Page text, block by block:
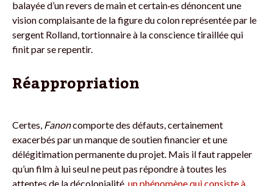
balayée d’un revers de main et certain·es dénoncent une
vision complaisante de la figure du colon représentée par le
sergent Rolland, tortionnaire à la conscience tiraillée qui
finit par se repentir.
Réappropriation
Certes, Fanoncomporte des défauts, certainement
exacerbés par un manque de soutien financier et une
délégitimation permanente du projet. Mais il faut rappeler
qu’un film à lui seul ne peut pas répondre à toutes les
attentes de la décolonialité, un phénomène qui consiste à